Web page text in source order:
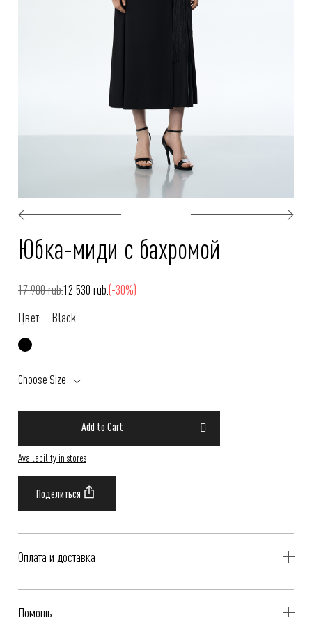
Юбка-миди с бахромой
17 900 rub.12 530 rub.(-30%)
Цвет:
Black
Choose Size
Add to Cart
Availability in stores
Оплата и доставка
Помощь